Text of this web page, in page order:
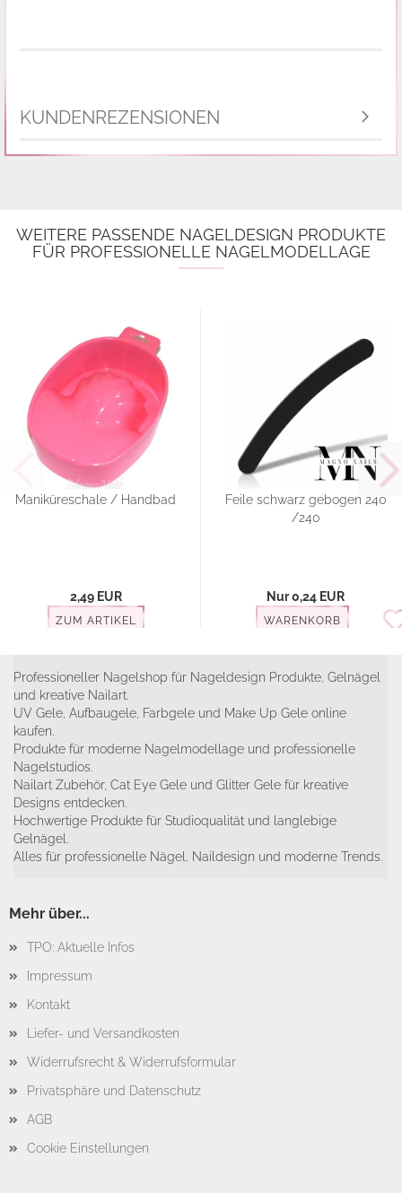
KUNDENREZENSIONEN
WEITERE PASSENDE NAGELDESIGN PRODUKTE
FÜR PROFESSIONELLE NAGELMODELLAGE
Maniküreschale / Handbad
2,49 EUR
ZUM ARTIKEL
Feile schwarz gebogen 240
/240
Nur 0,24 EUR
WARENKORB
Professioneller Nagelshop für Nageldesign Produkte, Gelnägel
und kreative Nailart.
UV Gele, Aufbaugele, Farbgele und Make Up Gele online
kaufen.
Produkte für moderne Nagelmodellage und professionelle
Nagelstudios.
Nailart Zubehör, Cat Eye Gele und Glitter Gele für kreative
Designs entdecken.
Hochwertige Produkte für Studioqualität und langlebige
Gelnägel.
Alles für professionelle Nägel, Naildesign und moderne Trends.
Mehr über...
TPO: Aktuelle Infos
Impressum
Kontakt
Liefer- und Versandkosten
Widerrufsrecht & Widerrufsformular
Privatsphäre und Datenschutz
AGB
Cookie Einstellungen